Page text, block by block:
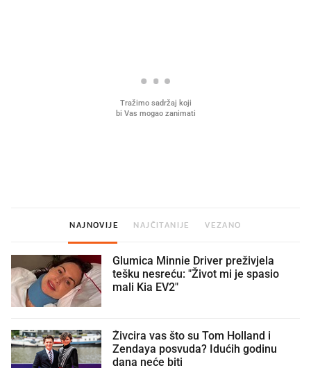
NAJNOVIJE NAJČITANIJE VEZANO
Glumica Minnie Driver preživjela
tešku nesreću: "Život mi je spasio
mali Kia EV2"
Živcira vas što su Tom Holland i
Zendaya posvuda? Idućih godinu
dana neće biti